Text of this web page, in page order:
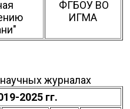
ФГБОУ ВО
ИГМА
журналах
2025 гг.